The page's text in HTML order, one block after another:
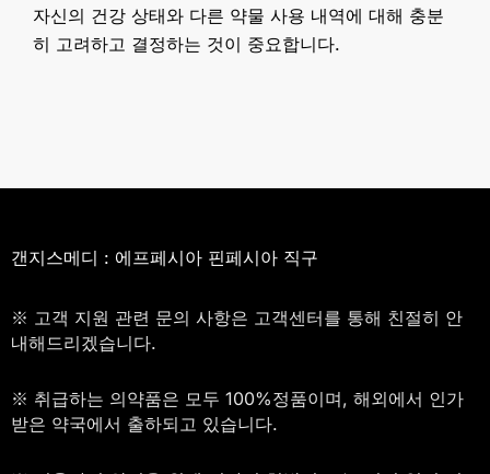
자신의 건강 상태와 다른 약물 사용 내역에 대해 충분
히 고려하고 결정하는 것이 중요합니다.
갠지스메디 : 에프페시아 핀페시아 직구
※ 고객 지원 관련 문의 사항은 고객센터를 통해 친절히 안
내해드리겠습니다.
※ 취급하는 의약품은 모두 100%정품이며, 해외에서 인가
받은 약국에서 출하되고 있습니다.